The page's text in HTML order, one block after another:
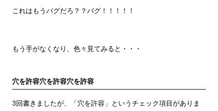
これはもうバグだろ？？バグ！！！！！
もう手がなくなり、色々見てみると・・・
穴を許容穴を許容穴を許容
3回書きましたが、「穴を許容」というチェック項目がありま